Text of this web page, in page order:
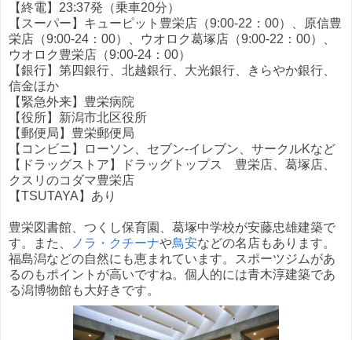
【終電】23:37発（乗車20分）
【スーパー】キューピット豊栄店（9:00-22：00）、原信豊
栄店（9:00-24：00）、ウオロク葛塚店（9:00-22：00）、
ウオロク豊栄店（9:00-24：00）
【銀行】第四銀行、北越銀行、大光銀行、きらやか銀行、
信金ほか
【緊急外来】豊栄病院
【役所】新潟市北区役所
【郵便局】豊栄郵便局
【コンビニ】ローソン、セブン-イレブン、サークルKなど
【ドラッグストア】ドラッグトップス 豊栄店、葛塚店、
クスリのコダマ豊栄店
【TSUTAYA】あり
豊栄図書館、つくし保育園、葛塚中学校が安藤忠雄建築で
す。また、
ノラ・クチーナや鳥安などの名店もあります。
福島潟などの自然にも恵まれています。スポーツジムがあ
るのもポイントが高いですね。個人的には青木淳建築であ
る潟博物館も大好きです。